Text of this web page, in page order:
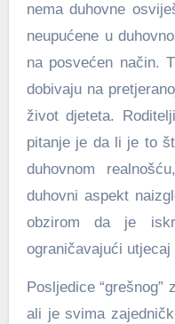
nema duhovne
neupućene u
na posvećen način.
dobivaju na
život djeteta.
pitanje je da li je to
duhovnom
duhovni aspekt
obzirom da je
ograničavajući utjecaj
Posljedice
ali je svima